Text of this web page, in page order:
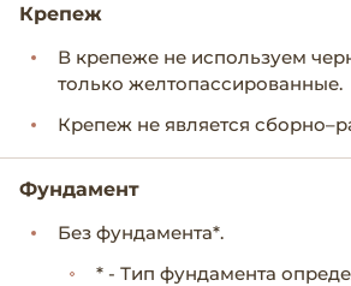
Крепеж
В крепеже не используем
только желтопассированные.
Крепеж не является
Фундамент
Без фундамента*.
* - Тип фундамента